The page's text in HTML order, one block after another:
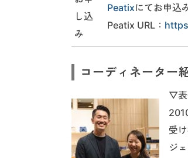
し込
み
Peatixにてお申込
Peatix URL：
コーディネーター
▽表
受
ジ